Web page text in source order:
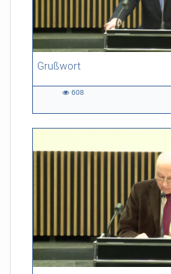
Grußwort
08:27 duration
608